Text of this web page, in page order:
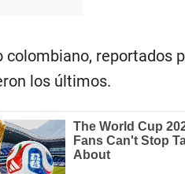
reportados
los últimos.